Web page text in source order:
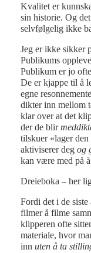
Kvalitet er
sin historie. Og
selvfølgelig ikke
Jeg er ikke sikker
Publikums
Publikum er jo
De er kjappe til å
egne
dikter inn mellom
klar over at det
der de blir
tilskuer «lager
aktiviserer deg og
kan være med på
Dreieboka – her
Fordi det i de
filmer å filme
klipperen ofte
materiale, hvor
inn uten å ta